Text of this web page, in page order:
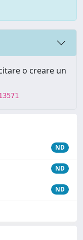
o creare un
ND
ND
ND